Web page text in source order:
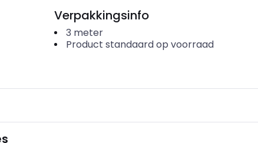
Verpakkingsinfo
3 meter
Product standaard op voorraad